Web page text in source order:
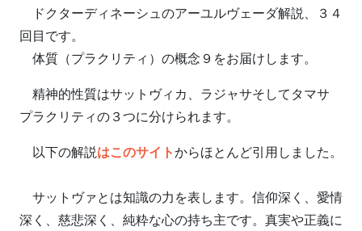
ドクターディネーシュのアーユルヴェーダ解説、３４
回目です。
体質（プラクリティ）の概念９をお届けします。
精神的性質はサットヴィカ、ラジャサそしてタマサ
プラクリティの３つに分けられます。
以下の解説はこのサイトからほとんど引用しました。
サットヴァとは知識の力を表します。信仰深く、愛情
深く、慈悲深く、純粋な心の持ち主です。真実や正義に